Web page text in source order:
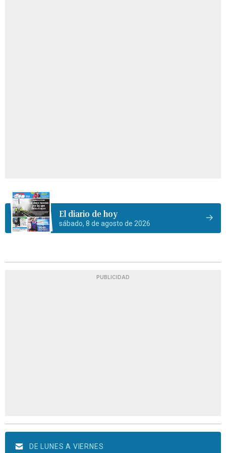
El diario de hoy
sábado, 8 de agosto de 2026
PUBLICIDAD
DE LUNES A VIERNES